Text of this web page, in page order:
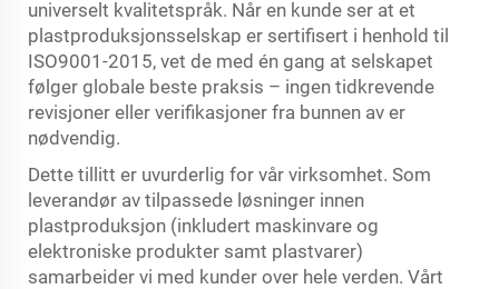
universelt kvalitetspråk. Når en kunde ser at et
plastproduksjonsselskap er sertifisert i henhold til
ISO9001-2015, vet de med én gang at selskapet
følger globale beste praksis – ingen tidkrevende
revisjoner eller verifikasjoner fra bunnen av er
nødvendig.
Dette tillitt er uvurderlig for vår virksomhet. Som
leverandør av tilpassede løsninger innen
plastproduksjon (inkludert maskinvare og
elektroniske produkter samt plastvarer)
samarbeider vi med kunder over hele verden. Vårt